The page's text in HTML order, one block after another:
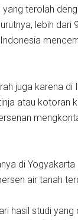
terolah
lebih dari
juga karena di
atau kotoran
di Yogyakarta
air tanah
hasil studi yang